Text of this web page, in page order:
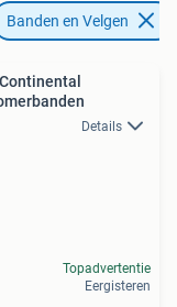
Banden en Velgen
Details
Topadvertentie
Eergisteren